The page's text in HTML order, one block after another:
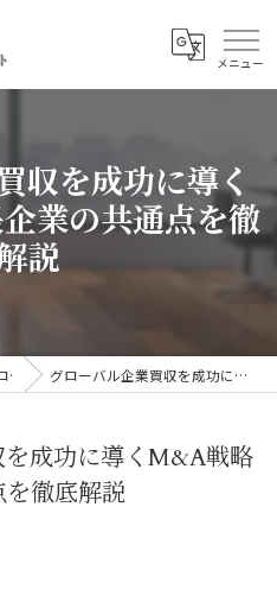
収を成功に導く
業の共通点を徹
説
ム グローバル企業買収を成功に導くM&A戦略と成長企業の共通点を徹底解説
を成功に導くM&A戦略
を徹底解説